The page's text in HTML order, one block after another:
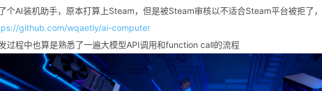
个AI装机助手，原本打算上Steam，但是被Steam审核以不适合Steam平台被拒了，
github.com/wqaetly/ai-computer
过程中也算是熟悉了一遍大模型API调用和function call的流程